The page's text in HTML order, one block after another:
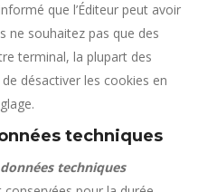
que l’Éditeur peut avoir
ne souhaitez pas que des
terminal, la plupart des
désactiver les cookies en
techniques
techniques